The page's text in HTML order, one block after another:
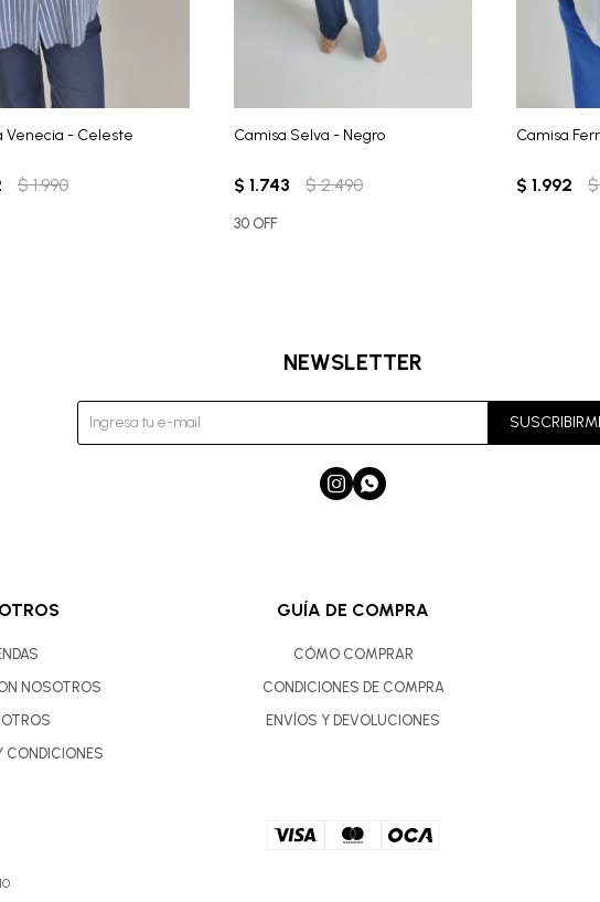
Venecia - Celeste
$ 1.990
Camisa Selva - Negro
$ 1.743 $ 2.490
30 OFF
Camisa
$ 1.992 $
NOSOTROS
CONDICIONES
GUÍA DE COMPRA
CÓMO COMPRAR
CONDICIONES DE COMPRA
ENVÍOS Y DEVOLUCIONES
NEWSLETTER
 